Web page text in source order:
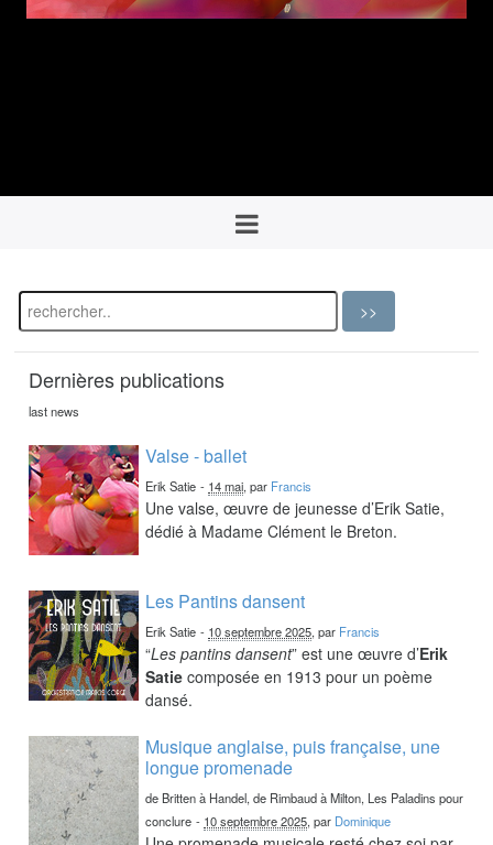
Dernières publications
last news
Valse - ballet
Erik Satie - 14 mai, par Francis
Une valse, œuvre de jeunesse d’Erik Satie,
dédié à Madame Clément le Breton.
Les Pantins dansent
Erik Satie - 10 septembre 2025, par Francis
“Les pantins dansent” est une œuvre d’Erik
Satie composée en 1913 pour un poème
dansé.
Musique anglaise, puis française, une
longue promenade
de Britten à Handel, de Rimbaud à Milton, Les Paladins pour
conclure - 10 septembre 2025, par Dominique